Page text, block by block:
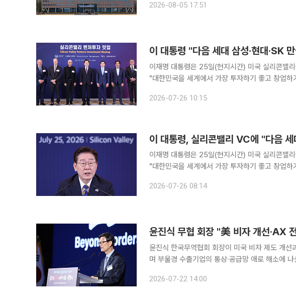
는 5일 청와대 영빈관에서 2026년 상반기 주요 성
2026-08-05 17:51
이재명 대통령은 25일(현지시간) 미국 실리콘밸
"대한민국을 세계에서 가장 투자하기 좋고 창업
'실리콘밸리 벤처투자 밋업' 행사 모두발언에서 "한
2026-07-26 10:15
이 대통령, 실리콘밸리 VC에 "다음 세
이재명 대통령은 25일(현지시간) 미국 실리콘밸
"대한민국을 세계에서 가장 투자하기 좋고 창업
'실리콘밸리 벤처투자 밋업' 행사 모두발언에서 "한
2026-07-26 08:14
윤진식 한국무역협회 회장이 미국 비자 제도 개
며 부울경 수출기업의 통상·공급망 애로 해소에
침이다. 윤 회장은 22일 부산 롯데호텔에서 열린 '
2026-07-22 14:00